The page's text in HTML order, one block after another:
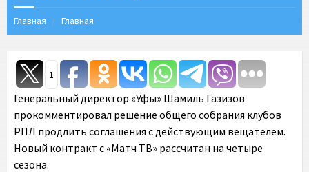
Главная Главная
1
Генеральный директор «Уфы» Шамиль Газизов
прокомментировал решение общего собрания клубов
РПЛ продлить соглашения с действующим вещателем.
Новый контракт c «Матч ТВ» рассчитан на четыре
сезона.